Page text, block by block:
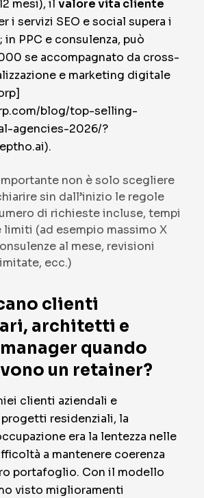
mesi), il valore vita cliente
i servizi SEO e social supera i
PPC e consulenza, può
se accompagnato da cross-
e marketing digitale
blog/top-selling-
agencies-2026/?
non è solo scegliere
sin dall’inizio le regole
di richieste incluse, tempi
limiti (ad esempio massimo X
al mese, revisioni
ecc.)
clienti
architetti e
quando
un retainer?
clienti aziendali e
residenziali, la
era la lentezza nelle
a mantenere coerenza
portafoglio. Con il modello
visto miglioramenti